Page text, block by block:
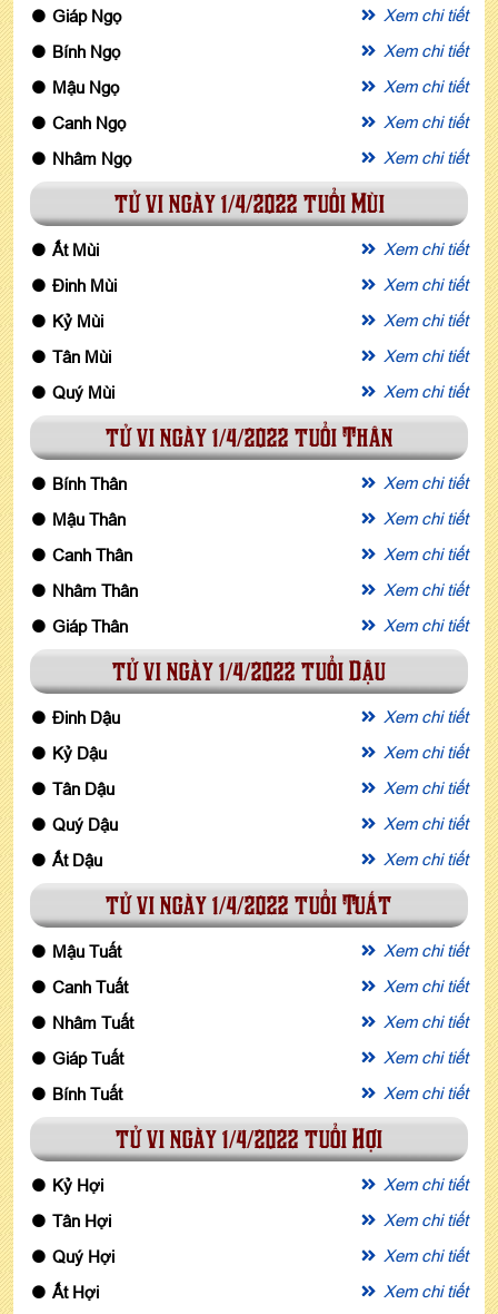
Giáp Ngọ
Xem chi tiết
Bính Ngọ
Xem chi tiết
Mậu Ngọ
Xem chi tiết
Canh Ngọ
Xem chi tiết
Nhâm Ngọ
Xem chi tiết
tử vi ngày 1/4/2022 tuổi Mùi
Ất Mùi
Xem chi tiết
Đinh Mùi
Xem chi tiết
Kỷ Mùi
Xem chi tiết
Tân Mùi
Xem chi tiết
Quý Mùi
Xem chi tiết
tử vi ngày 1/4/2022 tuổi Thân
Bính Thân
Xem chi tiết
Mậu Thân
Xem chi tiết
Canh Thân
Xem chi tiết
Nhâm Thân
Xem chi tiết
Giáp Thân
Xem chi tiết
tử vi ngày 1/4/2022 tuổi Dậu
Đinh Dậu
Xem chi tiết
Kỷ Dậu
Xem chi tiết
Tân Dậu
Xem chi tiết
Quý Dậu
Xem chi tiết
Ất Dậu
Xem chi tiết
tử vi ngày 1/4/2022 tuổi Tuất
Mậu Tuất
Xem chi tiết
Canh Tuất
Xem chi tiết
Nhâm Tuất
Xem chi tiết
Giáp Tuất
Xem chi tiết
Bính Tuất
Xem chi tiết
tử vi ngày 1/4/2022 tuổi Hợi
Kỷ Hợi
Xem chi tiết
Tân Hợi
Xem chi tiết
Quý Hợi
Xem chi tiết
Ất Hợi
Xem chi tiết